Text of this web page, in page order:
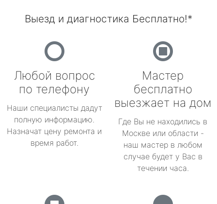
Выезд и диагностика Бесплатно!*
Любой вопрос
по телефону
Наши специалисты дадут
полную информацию.
Назначат цену ремонта и
время работ.
Мастер
бесплатно
выезжает на дом
Где Вы не находились в
Москве или области -
наш мастер в любом
случае будет у Вас в
течении часа.